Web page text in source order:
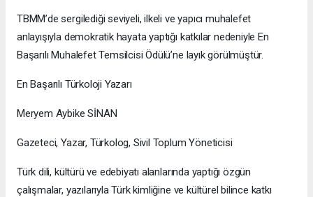
TBMM’de sergilediği seviyeli, ilkeli ve yapıcı muhalefet
anlayışıyla demokratik hayata yaptığı katkılar nedeniyle En
Başarılı Muhalefet Temsilcisi Ödülü’ne layık görülmüştür.
En Başarılı Türkoloji Yazarı
Meryem Aybike SİNAN
Gazeteci, Yazar, Türkolog, Sivil Toplum Yöneticisi
Türk dili, kültürü ve edebiyatı alanlarında yaptığı özgün
çalışmalar, yazılarıyla Türk kimliğine ve kültürel bilince katkı